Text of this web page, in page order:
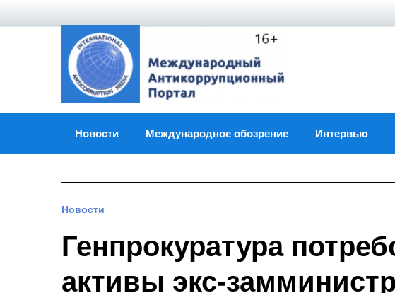
Новости Международное обозрение Интервью
Новости
Генпрокуратура
активы экс-